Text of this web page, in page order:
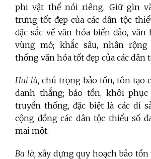
phi vật thể nói riêng. Giữ gìn
trưng tốt đẹp của các dân tộc
đặc sắc về văn hóa biển đảo,
vùng mỏ; khắc sâu, nhân
thống văn hóa tốt đẹp của các dân
Hai là, chú trọng bảo tồn, tôn tạo
danh thắng; bảo tồn, khôi phục
truyền thống, đặc biệt là các di
cộng đồng các dân tộc thiểu số
mai một.
Ba là, xây dựng quy hoạch bảo